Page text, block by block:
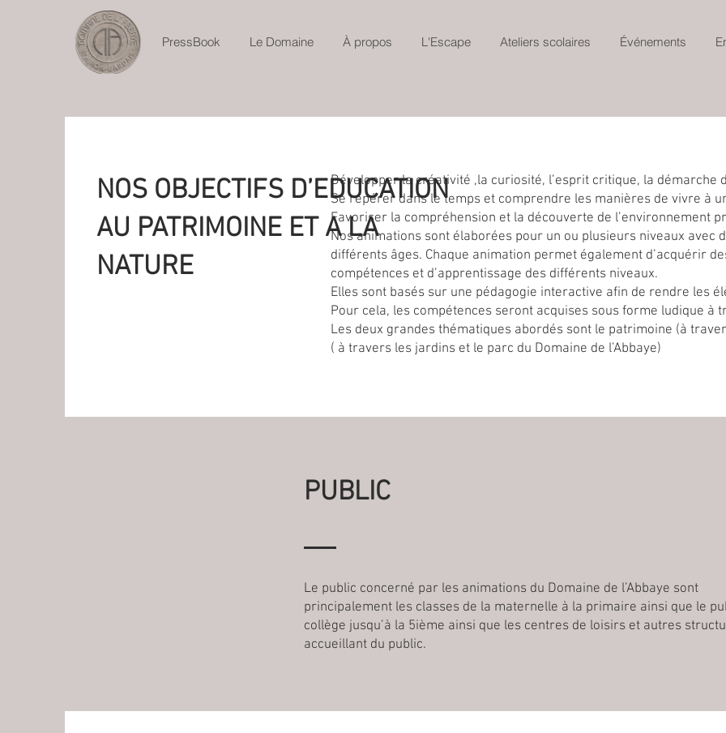
PressBook Le Domaine À propos L'Escape Ateliers scolaires Événements
NOS OBJECTIFS D’EDUCATION
AU PATRIMOINE ET A LA
NATURE
Développer la créativité ,la curiosité, l’esprit critique, la démarche
Se repérer dans le temps et comprendre les manières de vivre à
Favoriser la compréhension et la découverte de l’environnement
Nos animations sont élaborées pour un ou plusieurs niveaux avec
différents âges. Chaque animation permet également d’acquérir
compétences et d’apprentissage des différents niveaux.
Elles sont basés sur une pédagogie interactive afin de rendre les
Pour cela, les compétences seront acquises sous forme ludique à
Les deux grandes thématiques abordés sont le patrimoine (à
( à travers les jardins et le parc du Domaine de l’Abbaye)
PUBLIC
Le public concerné par les animations du Domaine de l’Abbaye sont
principalement les classes de la maternelle à la primaire ainsi que le
collège jusqu’à la 5ième ainsi que les centres de loisirs et autres
accueillant du public.